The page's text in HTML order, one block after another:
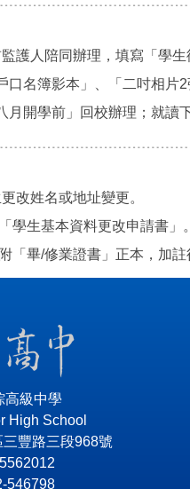
護人陪同辦理，填寫「學
名簿影本」、「二吋相片2
開學前」回校辦理；就讀
改姓名或地址變更。
生基本資料更改申請書」
畢/修業證書」正本，加註
高級中學
High School
豐路三段968號
546798